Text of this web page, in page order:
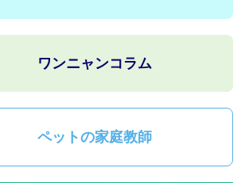
ワンニャンコラム
ペットの家庭教師